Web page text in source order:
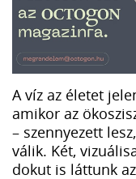
A víz az életet
amikor az
– szennyezett
válik. Két,
dokut is láttunk az